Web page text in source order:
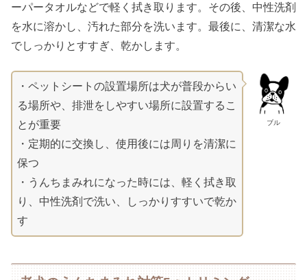
ーパータオルなどで軽く拭き取ります。その後、中性洗剤
を水に溶かし、汚れた部分を洗います。最後に、清潔な水
でしっかりとすすぎ、乾かします。
ブル
・ペットシートの設置場所は犬が普段からい
る場所や、排泄をしやすい場所に設置するこ
とが重要
・定期的に交換し、使用後には周りを清潔に
保つ
・うんちまみれになった時には、軽く拭き取
り、中性洗剤で洗い、しっかりすすいで乾か
す